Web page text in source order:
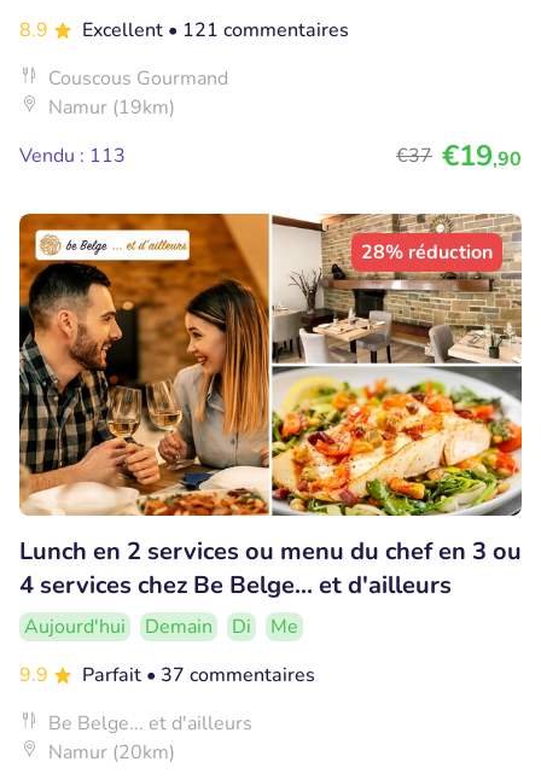
8.9
Excellent • 121 commentaires
Couscous Gourmand
Namur (19km)
Vendu : 113
€37 €19,90
28% réduction
Lunch en 2 services ou menu du chef en 3 ou
4 services chez Be Belge... et d'ailleurs
Aujourd'hui Demain Di
Me
9.9
Parfait • 37 commentaires
Be Belge... et d'ailleurs
Namur (20km)